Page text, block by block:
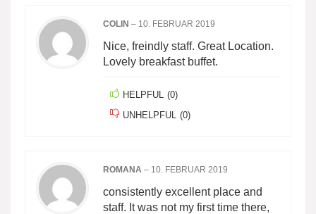
COLIN – 10. FEBRUAR 2019
Nice, freindly staff. Great Location.
Lovely breakfast buffet.
HELPFUL (0)
UNHELPFUL (0)
ROMANA – 10. FEBRUAR 2019
consistently excellent place and
staff. It was not my first time there,